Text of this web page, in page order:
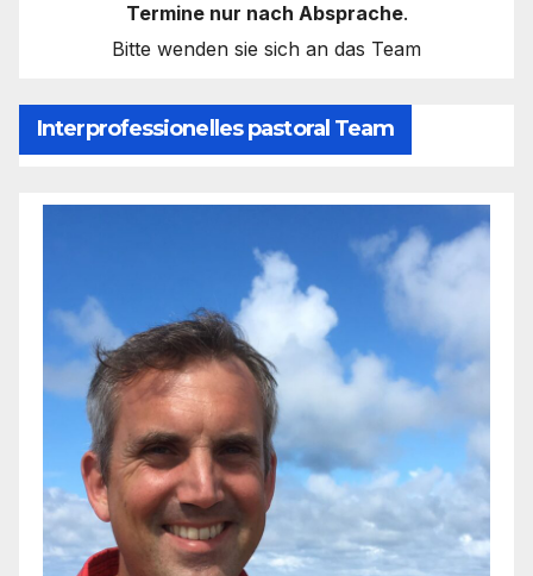
Termine nur nach Absprache.
Bitte wenden sie sich an das Team
Interprofessionelles pastoral Team